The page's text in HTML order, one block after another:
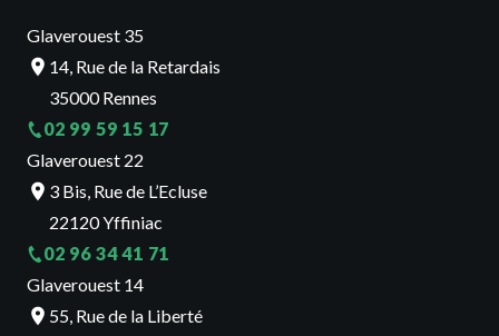
Glaverouest 35
14, Rue de la Retardais
35000 Rennes
02 99 59 15 17
Glaverouest 22
3 Bis, Rue de L’Ecluse
22120 Yffiniac
02 96 34 41 71
Glaverouest 14
55, Rue de la Liberté